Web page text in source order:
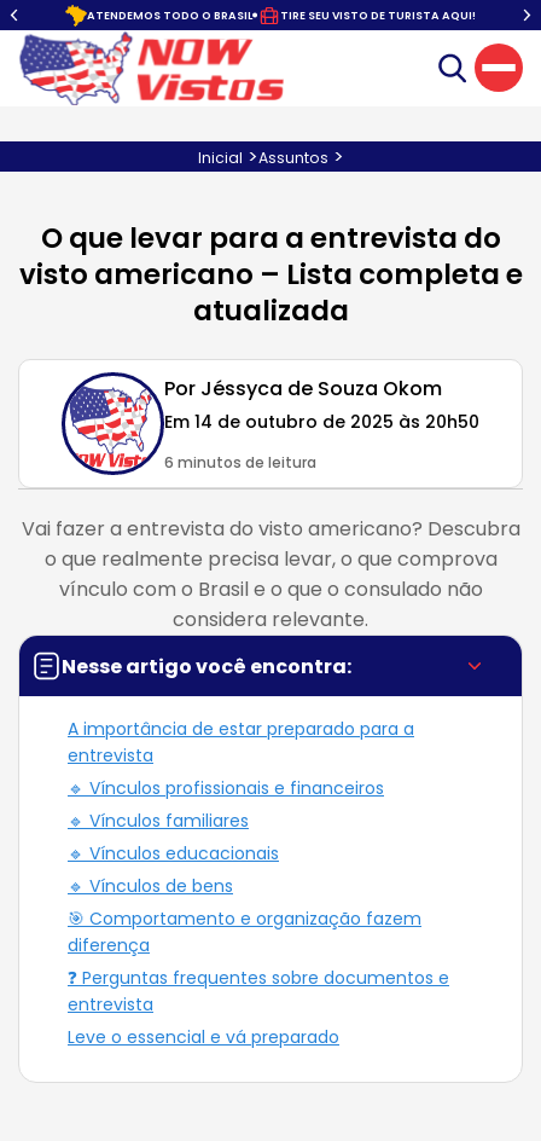
SEG À SEX. DAS 10:00 ÀS 22:00 ATENDIMENTO COM HORA MARCADA
Inicial >Assuntos >
O que levar para a entrevista do
visto americano – Lista completa e
atualizada
Por Jéssyca de Souza Okom
Em 14 de outubro de 2025 às 20h50
6 minutos de leitura
Vai fazer a entrevista do visto americano? Descubra
o que realmente precisa levar, o que comprova
vínculo com o Brasil e o que o consulado não
considera relevante.
Nesse artigo você encontra:
A importância de estar preparado para a
entrevista
🔹 Vínculos profissionais e financeiros
🔹 Vínculos familiares
🔹 Vínculos educacionais
🔹 Vínculos de bens
🎯 Comportamento e organização fazem
diferença
❓ Perguntas frequentes sobre documentos e
entrevista
Leve o essencial e vá preparado